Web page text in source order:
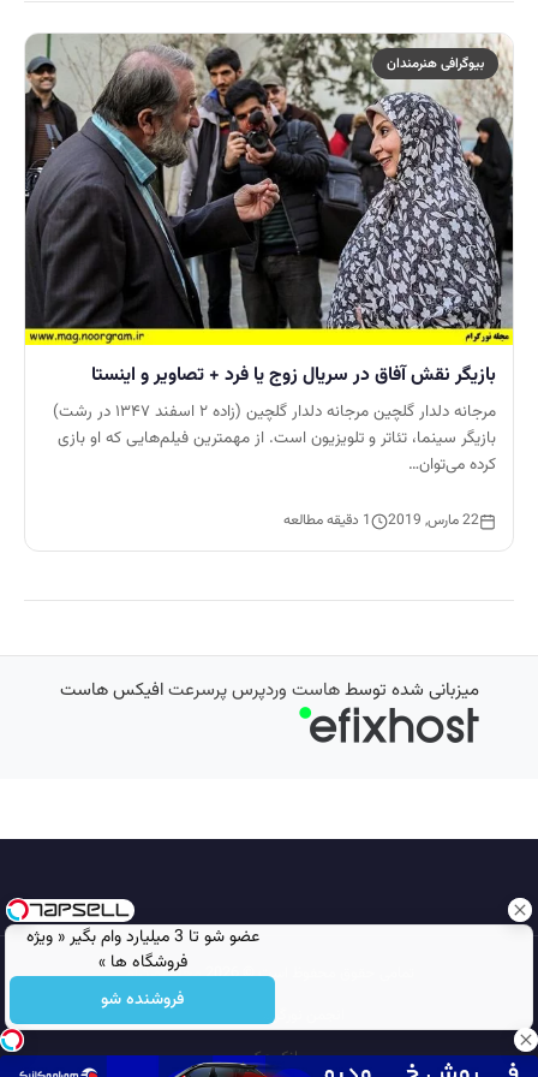
عضو شو تا 3 میلیارد وام بگیر « ویژه
فروشگاه ها »
فروشنده شو
بیوگرافی هنرمندان
بازیگر نقش آفاق در سریال زوج یا فرد + تصاویر و اینستا
مرجانه دلدار گلچین مرجانه دلدار گلچین (زاده ۲ اسفند ۱۳۴۷ در رشت)
بازیگر سینما، تئاتر و تلویزیون است. از مهمترین فیلم‌هایی که او بازی
کرده می‌توان…
22 مارس, 2019 1 دقیقه مطالعه
میزبانی شده توسطهاست وردپرس پرسرعتافیکس هاست
تمامی حقوق محفوظ است © 2026
مجله نورگرام
انجمن نورگرام
بانک عکس